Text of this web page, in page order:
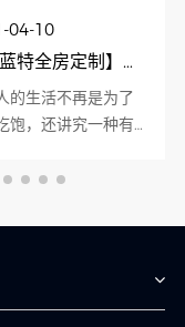
04-10
【澳蓝特全房定制】酒柜--葡萄美酒夜光杯，让收纳与储酒相融合！
的生活不再是为了
饱，还讲究一种有
人的生活品质，也
话···